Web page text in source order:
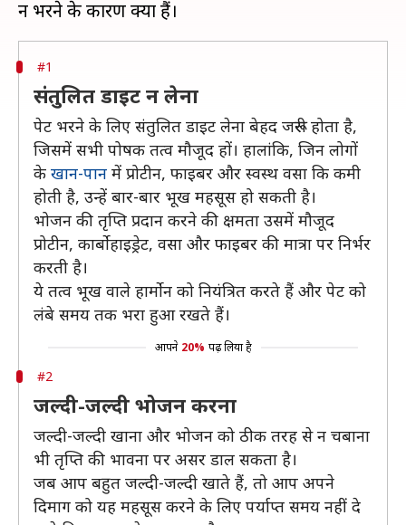
#1
संतुलित डाइट न लेना
पेट भरने के लिए संतुलित डाइट लेना बेहद जरूरी होता है,
जिसमें सभी पोषक तत्व मौजूद हों। हालांकि, जिन लोगों
के खान-पान में प्रोटीन, फाइबर और स्वस्थ वसा कि कमी
होती है, उन्हें बार-बार भूख महसूस हो सकती है।
भोजन की तृप्ति प्रदान करने की क्षमता उसमें मौजूद
प्रोटीन, कार्बोहाइड्रेट, वसा और फाइबर की मात्रा पर निर्भर
करती है।
ये तत्व भूख वाले हार्मोन को नियंत्रित करते हैं और पेट को
लंबे समय तक भरा हुआ रखते हैं।
आपने 20% पढ़ लिया है
#2
जल्दी-जल्दी भोजन करना
जल्दी-जल्दी खाना और भोजन को ठीक तरह से न चबाना
भी तृप्ति की भावना पर असर डाल सकता है।
जब आप बहुत जल्दी-जल्दी खाते हैं, तो आप अपने
दिमाग को यह महसूस करने के लिए पर्याप्त समय नहीं दे